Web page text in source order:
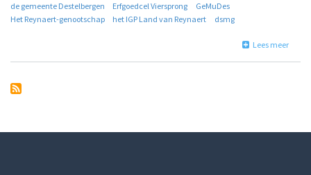
de gemeente Destelbergen
Erfgoedcel Viersprong
GeMuDes
Het Reynaert-genootschap
het IGP Land van Reynaert dsmg
Lees meerover